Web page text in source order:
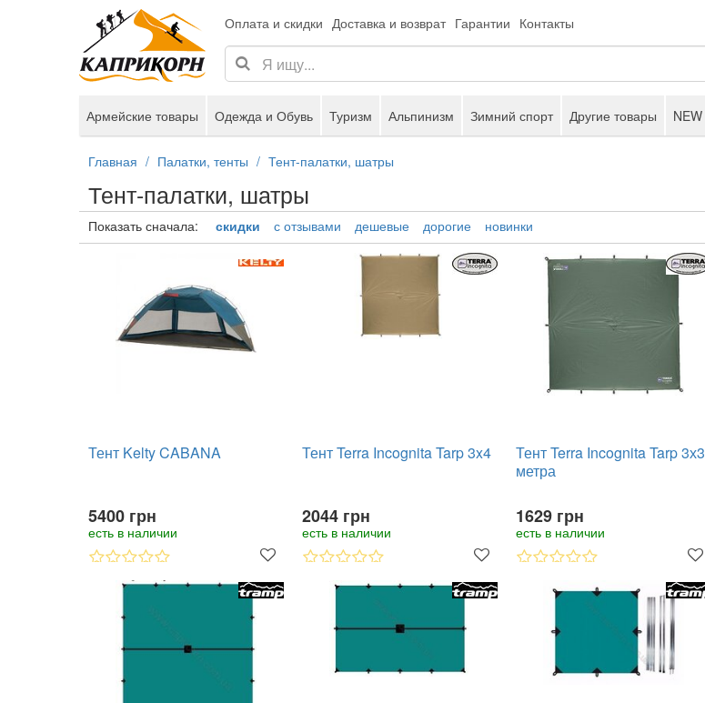
Оплата и скидки Доставка и возврат Гарантии Контакты
Армейские товары Одежда и Обувь Туризм Альпинизм Зимний спорт Другие товары NEW
Главная Палатки, тенты Тент-палатки, шатры
Тент-палатки, шатры
Показать сначала: скидки с отзывами дешевые дорогие новинки
Тент Kelty CABANA
5400 грн
есть в наличии
Тент Terra Incognita Tarp 3x4
2044 грн
есть в наличии
Тент Terra Incognita Tarp 3х3
метра
1629 грн
есть в наличии